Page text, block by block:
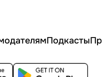
Подкасты